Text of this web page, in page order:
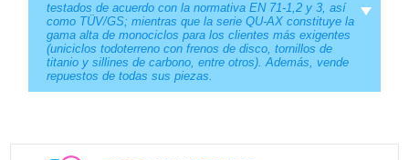
testados de acuerdo con la normativa EN 71-1,2 y 3, así
como TÜV/GS; mientras que la serie QU-AX constituye la
gama alta de monociclos para los clientes más exigentes
(uniciclos todoterreno con frenos de disco, tornillos de
titanio y sillines de carbono, entre otros). Además, vende
repuestos de todas sus piezas.